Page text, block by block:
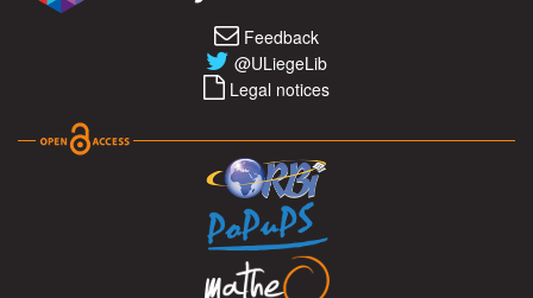
Feedback
@ULiegeLib
Legal notices